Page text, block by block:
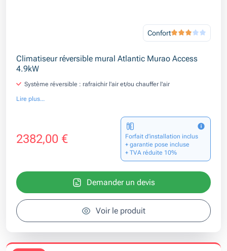
Confort
Climatiseur réversible mural Atlantic Murao Access
4.9kW
Système réversible : rafraichir l'air et/ou chauffer l'air
Lire plus...
2382,00 €
Forfait d’installation inclus
+ garantie pose incluse
+ TVA réduite 10%
Demander un devis
Voir le produit